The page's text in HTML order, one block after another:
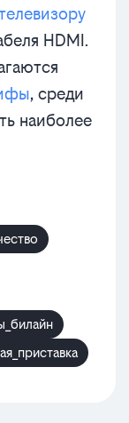
HDMI.
, среди
наиболее